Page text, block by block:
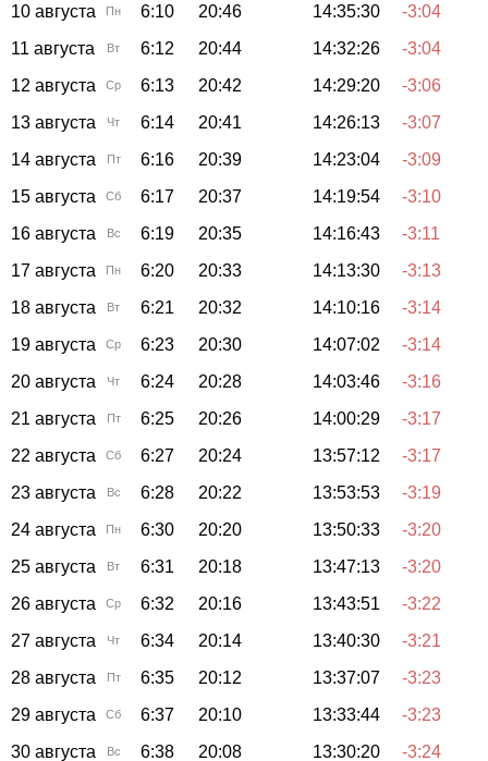
10 августа
Пн 6:10 20:46 14:35:30
-3:04
11 августа
Вт 6:12 20:44 14:32:26
-3:04
12 августа
Ср 6:13 20:42 14:29:20
-3:06
13 августа
Чт 6:14 20:41 14:26:13
-3:07
14 августа
Пт 6:16 20:39 14:23:04
-3:09
15 августа
Сб 6:17 20:37 14:19:54
-3:10
16 августа
Вс 6:19 20:35 14:16:43
-3:11
17 августа
Пн 6:20 20:33 14:13:30
-3:13
18 августа
Вт 6:21 20:32 14:10:16
-3:14
19 августа
Ср 6:23 20:30 14:07:02
-3:14
20 августа
Чт 6:24 20:28 14:03:46
-3:16
21 августа
Пт 6:25 20:26 14:00:29
-3:17
22 августа
Сб 6:27 20:24 13:57:12
-3:17
23 августа
Вс 6:28 20:22 13:53:53
-3:19
24 августа
Пн 6:30 20:20 13:50:33
-3:20
25 августа
Вт 6:31 20:18 13:47:13
-3:20
26 августа
Ср 6:32 20:16 13:43:51
-3:22
27 августа
Чт 6:34 20:14 13:40:30
-3:21
28 августа
Пт 6:35 20:12 13:37:07
-3:23
29 августа
Сб 6:37 20:10 13:33:44
-3:23
30 августа
Вс 6:38 20:08 13:30:20 -3:24